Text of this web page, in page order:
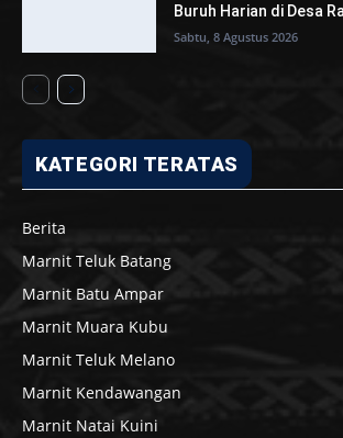
Buruh Harian di Desa
Sabtu, 8 Agustus 2026
KATEGORI TERATAS
Berita
Marnit Teluk Batang
Marnit Batu Ampar
Marnit Muara Kubu
Marnit Teluk Melano
Marnit Kendawangan
Marnit Natai Kuini